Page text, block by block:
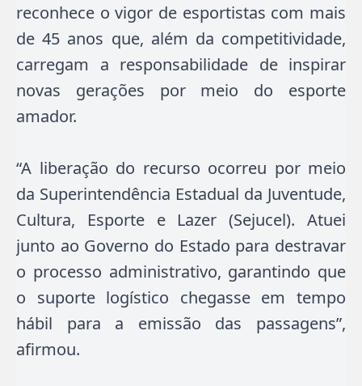
reconhece o vigor de esportistas com mais
de 45 anos que, além da competitividade,
carregam a responsabilidade de inspirar
novas gerações por meio do esporte
amador.
“A liberação do recurso ocorreu por meio
da Superintendência Estadual da Juventude,
Cultura, Esporte e Lazer (Sejucel). Atuei
junto ao Governo do Estado para destravar
o processo administrativo, garantindo que
o suporte logístico chegasse em tempo
hábil para a emissão das passagens”,
afirmou.